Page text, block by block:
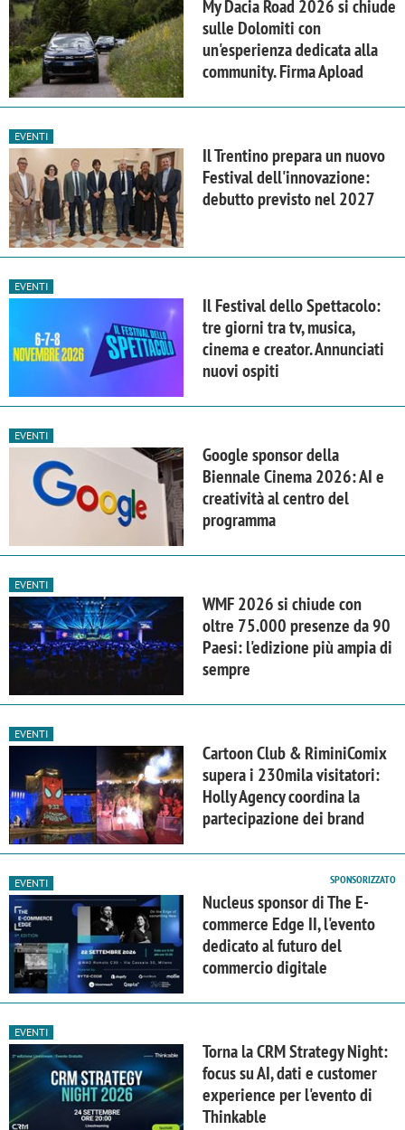
My Dacia Road 2026 si chiude
sulle Dolomiti con
un'esperienza dedicata alla
community. Firma Apload
EVENTI
Il Trentino prepara un nuovo
Festival dell'innovazione:
debutto previsto nel 2027
EVENTI
Il Festival dello Spettacolo:
tre giorni tra tv, musica,
cinema e creator. Annunciati
nuovi ospiti
EVENTI
Google sponsor della
Biennale Cinema 2026: AI e
creatività al centro del
programma
EVENTI
WMF 2026 si chiude con
oltre 75.000 presenze da 90
Paesi: l'edizione più ampia di
sempre
EVENTI
Cartoon Club & RiminiComix
supera i 230mila visitatori:
Holly Agency coordina la
partecipazione dei brand
EVENTI SPONSORIZZATO
Nucleus sponsor di The E-
commerce Edge II, l'evento
dedicato al futuro del
commercio digitale
EVENTI
Torna la CRM Strategy Night:
focus su AI, dati e customer
experience per l'evento di
Thinkable